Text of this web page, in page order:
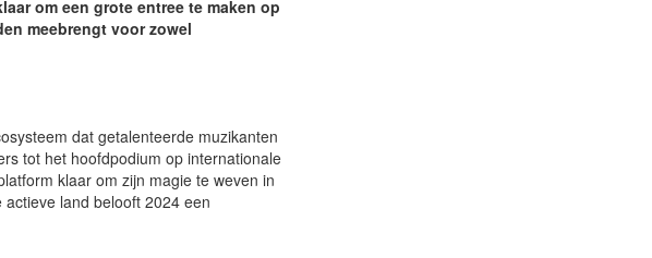
om een grote entree te maken op
meebrengt voor zowel
dat getalenteerde muzikanten
tot het hoofdpodium op internationale
klaar om zijn magie te weven in
land belooft 2024 een